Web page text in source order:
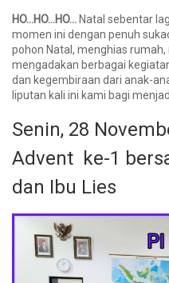
HO…HO…HO…Natal sebentar
momen ini dengan penuh
pohon Natal, menghias
mengadakan berbagai
dan kegembiraan dari anak-
liputan kali ini kami bagi
Senin, 28
Advent ke-1
dan Ibu Lies